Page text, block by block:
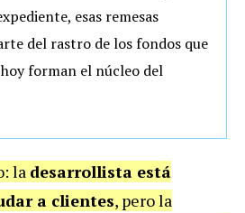
esas remesas
del rastro de los fondos que
hoy forman el núcleo del
la desarrollista está
a clientes, pero la